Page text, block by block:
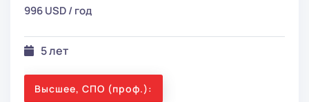
996 USD / год
5 лет
Высшее, СПО (проф.):